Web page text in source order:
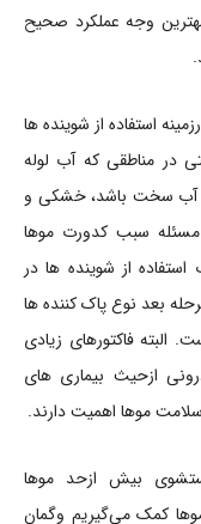
وجه عملکرد صحیح
استفاده از شوینده ها
در مناطقی که آب لوله
آب سخت باشد، خشکی و
مسئله سبب کدورت موها
از شوینده ها در
بعد نوع پاک کننده ها
البته فاکتورهای زیادی
ازحیث بیماری های
موها اهمیت دارند.
بیش ازحد موها
کمک می‌گیریم وگمان